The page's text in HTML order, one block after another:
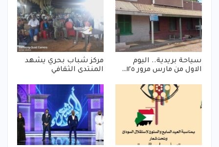
سياحة بريدية.. اليوم
الاول من مارس مرور ١٢٥…
مركز شباب بحري يشهد
المنتدى الثقافي